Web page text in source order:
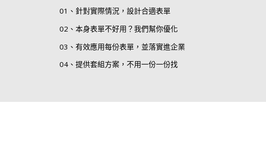
01、針對實際情況，設計合適表單
02、本身表單不好用？我們幫你優化
03、有效應用每份表單，並落實進企業
04、提供套組方案，不用一份一份找